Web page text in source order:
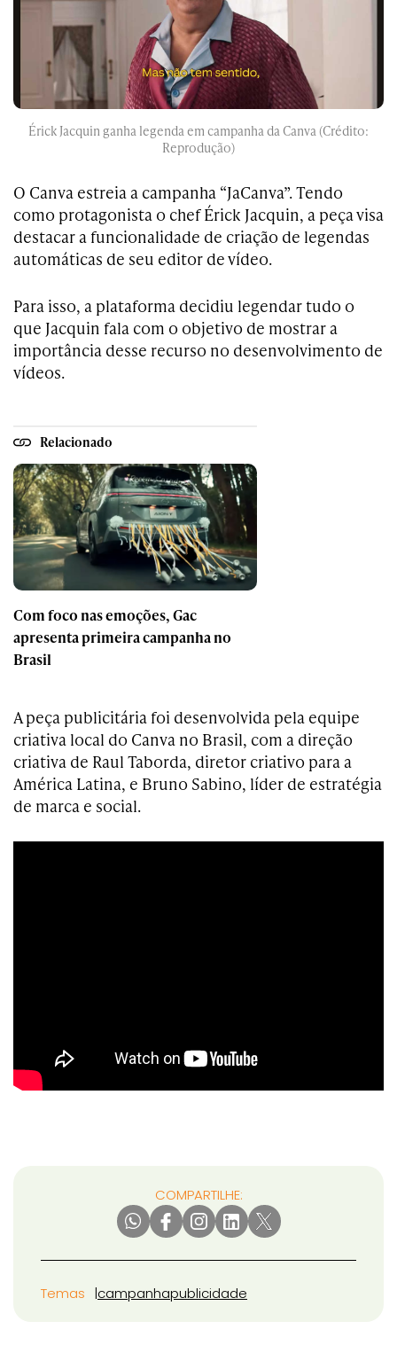
Érick Jacquin ganha legenda em campanha da Canva (Crédito:
Reprodução)
O Canva estreia a campanha “JaCanva”. Tendo
como protagonista o chef Érick Jacquin, a peça visa
destacar a funcionalidade de criação de legendas
automáticas de seu editor de vídeo.
Para isso, a plataforma decidiu legendar tudo o
que Jacquin fala com o objetivo de mostrar a
importância desse recurso no desenvolvimento de
vídeos.
Relacionado
Com foco nas emoções, Gac
apresenta primeira campanha no
Brasil
A peça publicitária foi desenvolvida pela equipe
criativa local do Canva no Brasil, com a direção
criativa de Raul Taborda, diretor criativo para a
América Latina, e Bruno Sabino, líder de estratégia
de marca e social.
COMPARTILHE:
Temas campanhapublicidade